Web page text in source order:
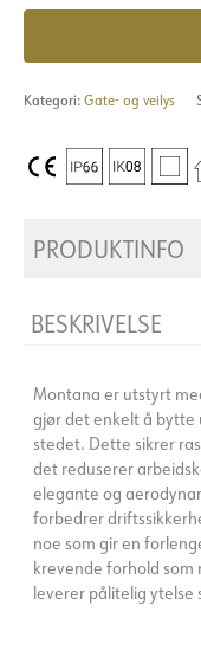
Kategori: Gate- og veilys
PRODUKTINFO
BESKRIVELSE
Montana er utstyrt
gjør det enkelt å
stedet. Dette sikrer
det reduserer
elegante og
forbedrer
noe som gir en
krevende forhold som
leverer pålitelig ytelse